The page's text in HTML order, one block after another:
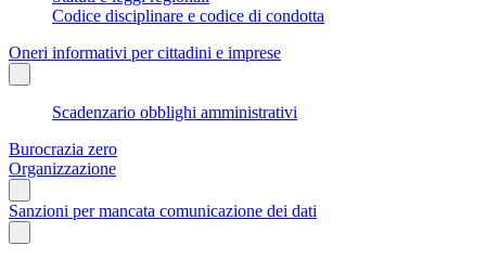
Codice disciplinare e codice di condotta
Oneri informativi per cittadini e imprese
Scadenzario obblighi amministrativi
Burocrazia zero
Organizzazione
Sanzioni per mancata comunicazione dei dati